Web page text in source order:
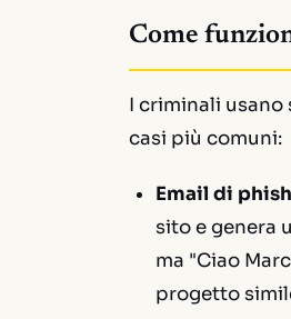
Come
I criminali usano
casi più comuni:
Email di
sito e genera
ma "Ciao
progetto